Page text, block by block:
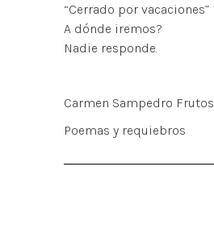
“Cerrado por vacaciones”
A dónde iremos?
Nadie responde.
Carmen Sampedro Frutos
Poemas y requiebros